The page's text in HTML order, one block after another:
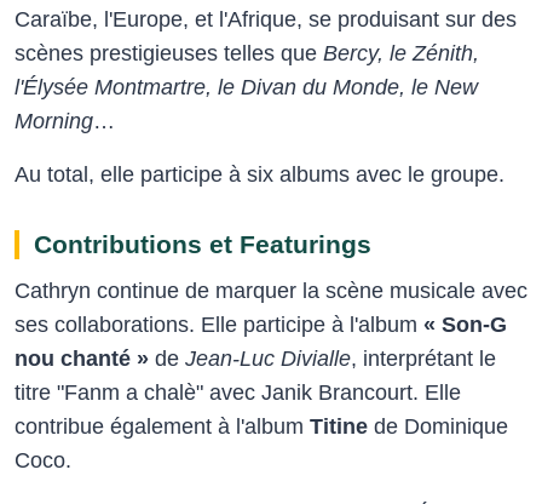
Caraïbe, l'Europe, et l'Afrique, se produisant sur des
scènes prestigieuses telles que Bercy, le Zénith,
l'Élysée Montmartre, le Divan du Monde, le New
Morning…
Au total, elle participe à six albums avec le groupe.
Contributions et Featurings
Cathryn continue de marquer la scène musicale avec
ses collaborations. Elle participe à l'album « Son-G
nou chanté » de Jean-Luc Divialle, interprétant le
titre "Fanm a chalè" avec Janik Brancourt. Elle
contribue également à l'album Titine de Dominique
Coco.